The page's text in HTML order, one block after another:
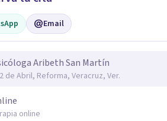
Email
Aribeth San Martín
de Abril, Reforma, Veracruz, Ver.
online